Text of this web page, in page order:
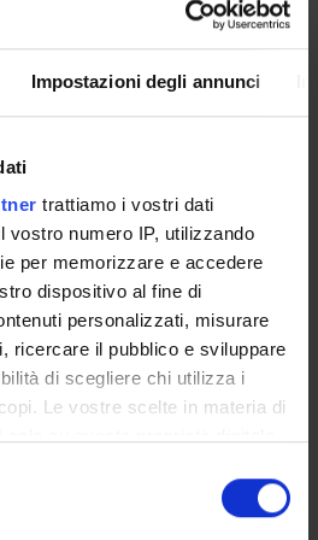
Impostazioni degli annunci
trattiamo i vostri dati
vostro numero IP, utilizzando
per memorizzare e accedere
dispositivo al fine di
personalizzati, misurare
ricercare il pubblico e sviluppare
di scegliere chi utilizza i
Le vostre scelte in materia di
consenso in qualsiasi
sui cookie o facendo clic
di ammissione